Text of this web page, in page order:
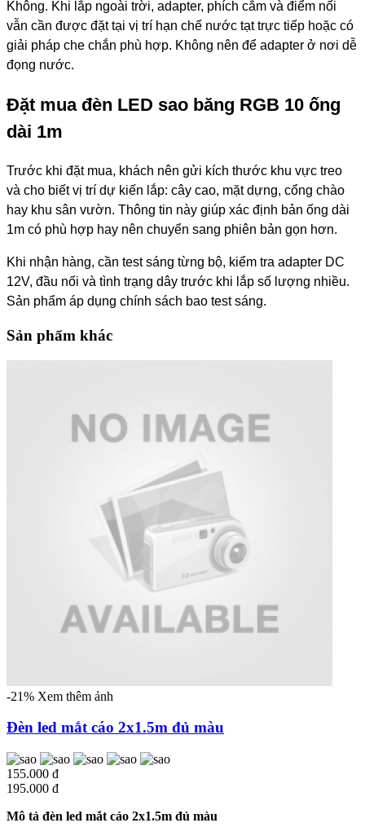
Không. Khi lắp ngoài trời, adapter, phích cắm và điểm nối
vẫn cần được đặt tại vị trí hạn chế nước tạt trực tiếp hoặc có
giải pháp che chắn phù hợp. Không nên để adapter ở nơi dễ
đọng nước.
Đặt mua đèn LED sao băng RGB 10 ống
dài 1m
Trước khi đặt mua, khách nên gửi kích thước khu vực treo
và cho biết vị trí dự kiến lắp: cây cao, mặt dựng, cổng chào
hay khu sân vườn. Thông tin này giúp xác định bản ống dài
1m có phù hợp hay nên chuyển sang phiên bản gọn hơn.
Khi nhận hàng, cần test sáng từng bộ, kiểm tra adapter DC
12V, đầu nối và tình trạng dây trước khi lắp số lượng nhiều.
Sản phẩm áp dụng chính sách bao test sáng.
Sản phẩm khác
-21% Xem thêm ảnh
Đèn led mắt cáo 2x1.5m đủ màu
155.000 đ
195.000 đ
Mô tả đèn led mắt cáo 2x1.5m đủ màu